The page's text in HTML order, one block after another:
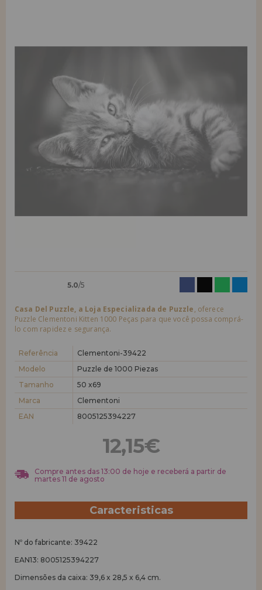
5.0/5
Casa Del Puzzle, a Loja Especializada de Puzzle, oferece
Puzzle Clementoni Kitten 1000 Peças para que você possa comprá-
lo com rapidez e segurança.
Referência
Clementoni-39422
Modelo
Puzzle de 1000 Piezas
Tamanho
50 x69
Marca
Clementoni
EAN
8005125394227
12,15€
Compre antes das 13:00 de hoje e receberá a partir de
martes 11 de agosto
Caracteristicas
Nº do fabricante: 39422
EAN13: 8005125394227
Dimensões da caixa: 39,6 x 28,5 x 6,4 cm.